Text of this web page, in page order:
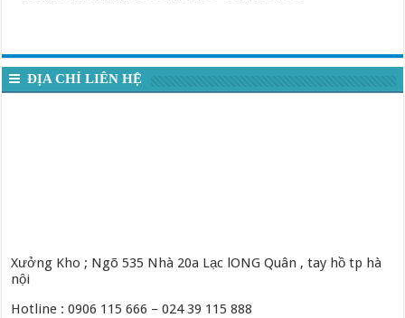
ĐỊA CHỈ LIÊN HỆ
Xưởng Kho ; Ngõ 535 Nhà 20a Lạc lONG Quân , tay hồ tp hà
nội
Hotline : 0906 115 666 – 024 39 115 888